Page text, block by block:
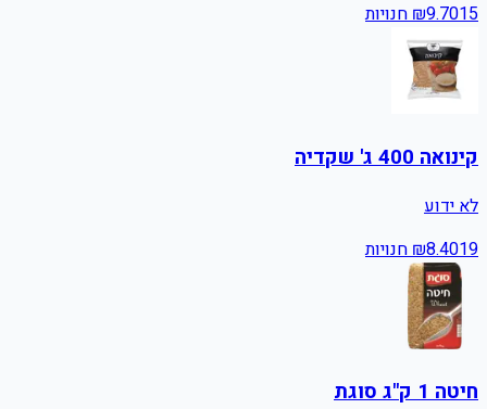
₪9.7015 חנויות
קינואה 400 ג' שקדיה
לא ידוע
₪8.4019 חנויות
חיטה 1 ק"ג סוגת